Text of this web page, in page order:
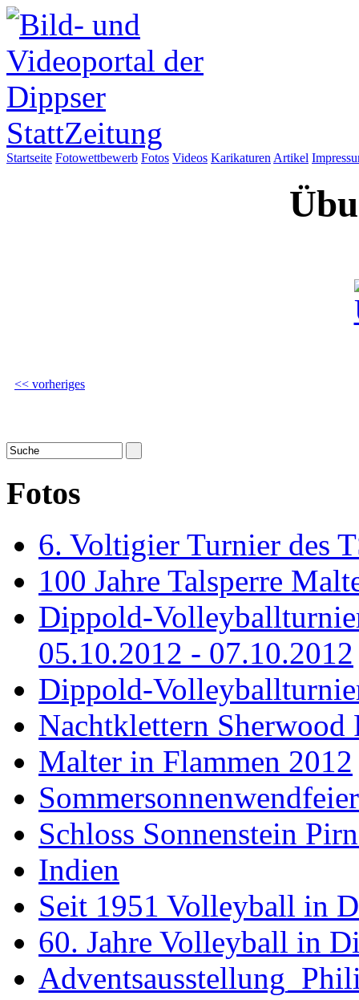
Startseite Fotowettbewerb Fotos Videos Karikaturen Artikel
<< vorheriges
Fotos
6. Voltigier Turnier des
100 Jahre Talsperre
Dippold-
05.10.2012 - 07.10.2012
Dippold-
Nachtklettern Sherwood
Malter in Flammen 2012
Schloss Sonnenstein
Indien
Seit 1951 Volleyball in
60. Jahre Volleyball in